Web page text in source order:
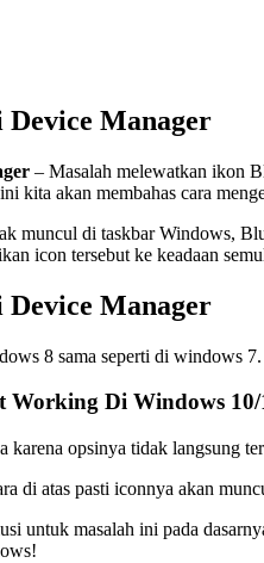
Manager
– Masalah melewatkan ikon
kita akan membahas cara
muncul di taskbar Windows,
icon tersebut ke keadaan
Manager
8 sama seperti di windows
Working Di Windows 10/
karena opsinya tidak langsung
di atas pasti iconnya akan
untuk masalah ini pada